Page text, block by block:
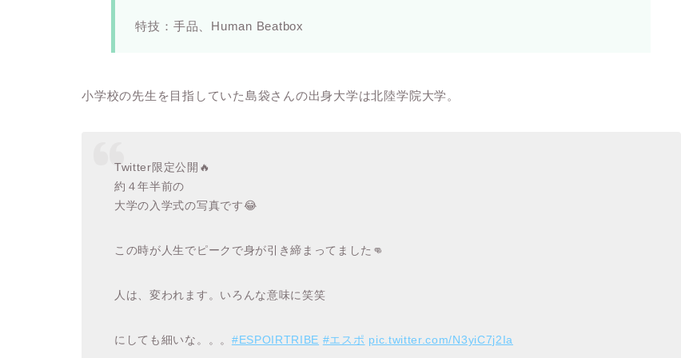
特技：手品、Human Beatbox
小学校の先生を目指していた島袋さんの出身大学は北陸学院大学。
Twitter限定公開🔥
約４年半前の
大学の入学式の写真です😂
この時が人生でピークで身が引き締まってました👊
人は、変われます。いろんな意味に笑笑
にしても細いな。。。 #ESPOIRTRIBE #エスポ pic.twitter.com/N3yiC7j2Ia